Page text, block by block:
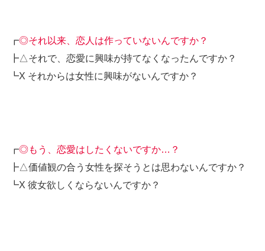
┏◎それ以来、恋人は作っていないんですか？
┣△それで、恋愛に興味が持てなくなったんですか？
┗X それからは女性に興味がないんですか？
┏◎もう、恋愛はしたくないですか…？
┣△価値観の合う女性を探そうとは思わないんですか？
┗X 彼女欲しくならないんですか？